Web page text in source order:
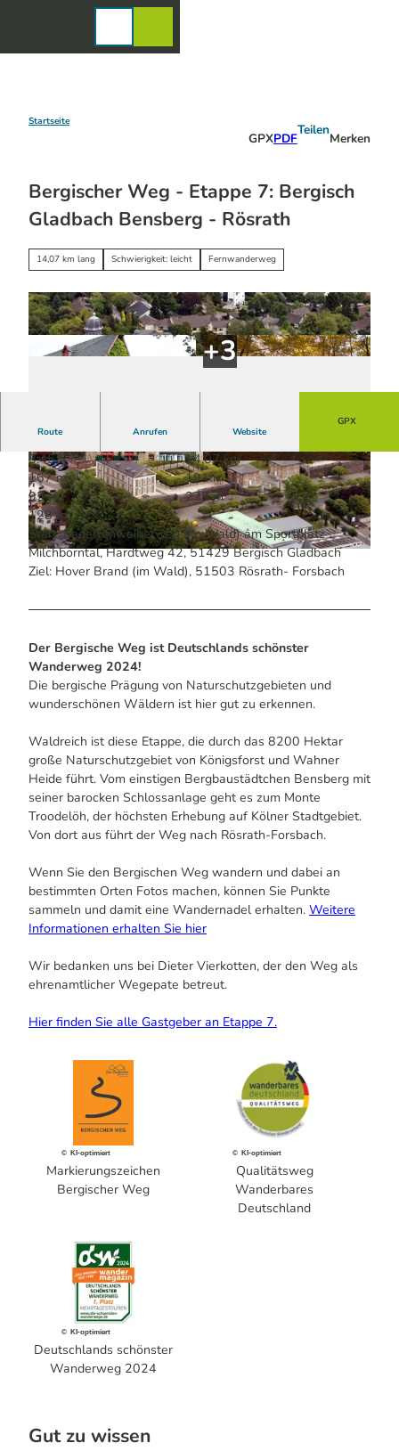
Startseite
GPXPDF
Teilen
Merken
Bergischer Weg - Etappe 7: Bergisch
Gladbach Bensberg - Rösrath
14,07 km lang Schwierigkeit: leicht Fernwanderweg
© Guido Wagner | KI-optimiert |CC-BY-SA
© Guido Wagner | KI-optimiert
© Maren Pussak / Das Bergische | KI-optimiert
|CC-BY-SA
Route Anrufen Website
GPX
3:45 h
14,07 km
167 m
191 m
95 m
223 m
128 m
Start: Kadettenweiherweg (im Wald) am Sportplatz
Milchborntal, Hardtweg 42, 51429 Bergisch Gladbach
Ziel: Hover Brand (im Wald), 51503 Rösrath- Forsbach
Der Bergische Weg ist Deutschlands schönster
Wanderweg 2024!
Die bergische Prägung von Naturschutzgebieten und
wunderschönen Wäldern ist hier gut zu erkennen.
Waldreich ist diese Etappe, die durch das 8200 Hektar
große Naturschutzgebiet von Königsforst und Wahner
Heide führt. Vom einstigen Bergbaustädtchen Bensberg mit
seiner barocken Schlossanlage geht es zum Monte
Troodelöh, der höchsten Erhebung auf Kölner Stadtgebiet.
Von dort aus führt der Weg nach Rösrath-Forsbach.
Wenn Sie den Bergischen Weg wandern und dabei an
bestimmten Orten Fotos machen, können Sie Punkte
sammeln und damit eine Wandernadel erhalten. Weitere
Informationen erhalten Sie hier
Wir bedanken uns bei Dieter Vierkotten, der den Weg als
ehrenamtlicher Wegepate betreut.
Hier finden Sie alle Gastgeber an Etappe 7.
© KI-optimiert
Markierungszeichen
Bergischer Weg
© KI-optimiert
Qualitätsweg
Wanderbares
Deutschland
© KI-optimiert
Deutschlands schönster
Wanderweg 2024
Gut zu wissen